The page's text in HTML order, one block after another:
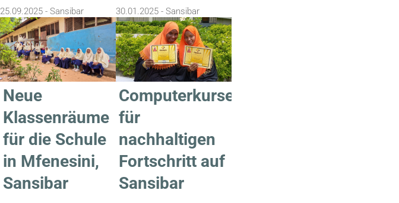
25.09.2025 - Sansibar
Neue
Klassenräume
für die Schule
in Mfenesini,
Sansibar
30.01.2025 - Sansibar
Computerkurse
für
nachhaltigen
Fortschritt auf
Sansibar